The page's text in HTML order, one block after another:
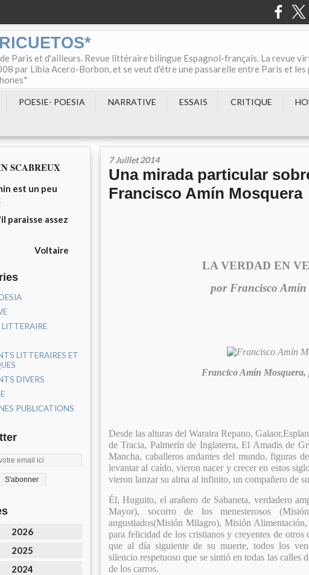
Paris et d'ailleurs. Revue littéraire bilingue Espagnol-français. La revue
par Libia Acero-Borbon, et se veut d'être une passarelle entre Paris et les
POESIE- POESIA NARRATIVE ESSAIS CRITIQUE
SCABREUX
est un peu
paraisse assez
LITTERAIRES ET
DIVERS
PUBLICATIONS
2026
2025
2024
7 Juillet 2014
Una mirada particular
Francisco Amín Mosquera
LA VERDAD EN
por Francisco Amín
Francico Amín Mosquera,
Desde las alturas del Waraira Repano,
de Tracia, Palmerín de Inglaterra, El Amadis de
Mancha, caballeros andantes del mundo, figuras
levantar al caído, vieron nacer y crecer en estos
vieron lanzar su alma al infinito, un compañero de
Él, Huguito, el arañero de Sabaneta, verdadero
Mayor), socorro de los menesterosos
angustiados(Misión Milagro), Misión
para felicidad de los cristianos y creyentes de
que al día siguiente de su muerte, todos los
silencio respetuoso que se sintió en todas las calles
de los carros.